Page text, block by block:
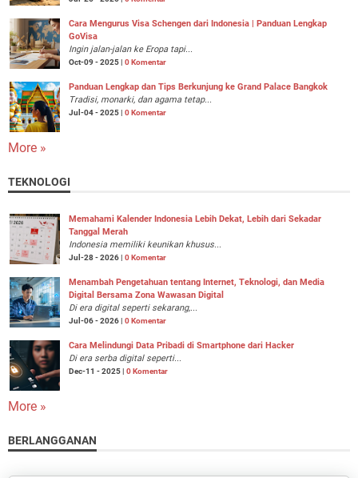
Cara Mengurus Visa Schengen dari Indonesia | Panduan Lengkap
GoVisa
Ingin jalan-jalan ke Eropa tapi...
Oct-09 - 2025 | 0 Komentar
Panduan Lengkap dan Tips Berkunjung ke Grand Palace Bangkok
Tradisi, monarki, dan agama tetap...
Jul-04 - 2025 | 0 Komentar
More »
TEKNOLOGI
Memahami Kalender Indonesia Lebih Dekat, Lebih dari Sekadar
Tanggal Merah
Indonesia memiliki keunikan khusus...
Jul-28 - 2026 | 0 Komentar
Menambah Pengetahuan tentang Internet, Teknologi, dan Media
Digital Bersama Zona Wawasan Digital
Di era digital seperti sekarang,...
Jul-06 - 2026 | 0 Komentar
Cara Melindungi Data Pribadi di Smartphone dari Hacker
Di era serba digital seperti...
Dec-11 - 2025 | 0 Komentar
More »
BERLANGGANAN